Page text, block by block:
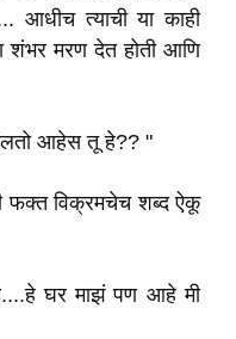
आधीच त्याची या काही
शंभर मरण देत होती आणि
आहेस तू हे?? "
फक्त विक्रमचेच शब्द ऐकू
घर माझं पण आहे मी